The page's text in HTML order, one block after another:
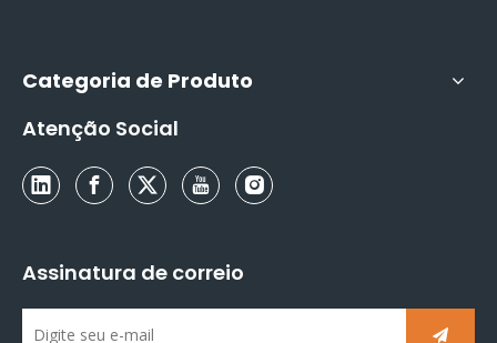
Categoria de Produto
Atenção Social
Assinatura de correio